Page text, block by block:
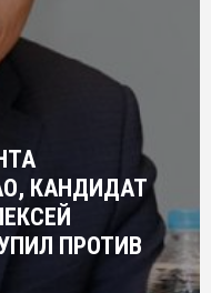
КАНДИДАТ
ПРОТИВ